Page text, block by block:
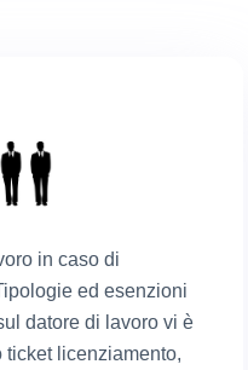
in caso di
ed esenzioni
datore di lavoro vi è
ticket licenziamento,